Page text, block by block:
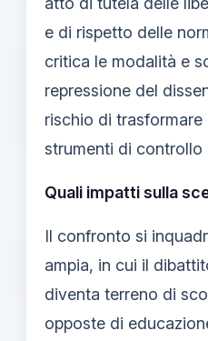
e di rispetto delle
critica le modalità e
repressione del
rischio di trasformare
strumenti di controllo
Quali impatti sulla
Il confronto si
ampia, in cui il
diventa terreno di
opposte di